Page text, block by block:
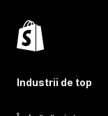
Industrii de top